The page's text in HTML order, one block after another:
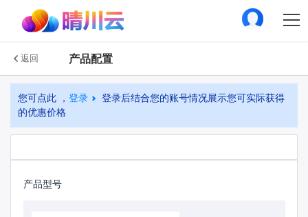
返回 产品配置
您可点此 ， 登录
登录后结合您的账号情况展示您可实际获得
的优惠价格
产品型号